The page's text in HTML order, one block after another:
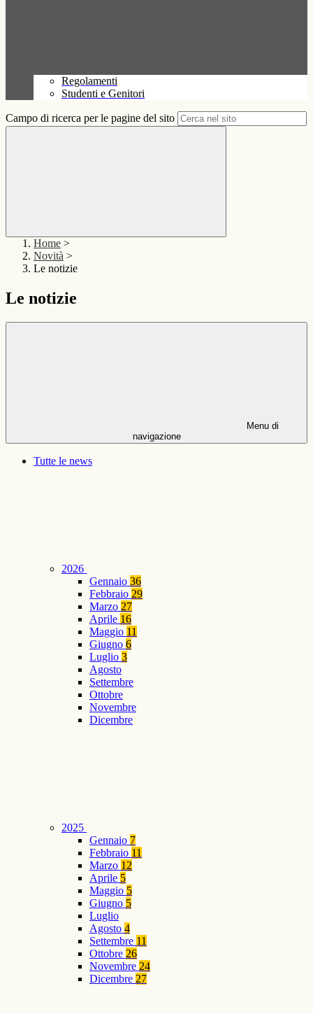
Regolamenti
Studenti e Genitori
Campo di ricerca per le pagine del sito
Home >
Novità >
Le notizie
Le notizie
Menu di
navigazione
Tutte le news
2026
Gennaio 36
Febbraio 29
Marzo 27
Aprile 16
Maggio 11
Giugno 6
Luglio 3
Agosto
Settembre
Ottobre
Novembre
Dicembre
2025
Gennaio 7
Febbraio 11
Marzo 12
Aprile 5
Maggio 5
Giugno 5
Luglio
Agosto 4
Settembre 11
Ottobre 26
Novembre 24
Dicembre 27